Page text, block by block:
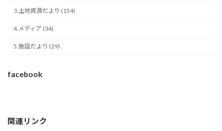
3.土地資源だより (154)
4.メディア (34)
5.施設だより (29)
facebook
関連リンク